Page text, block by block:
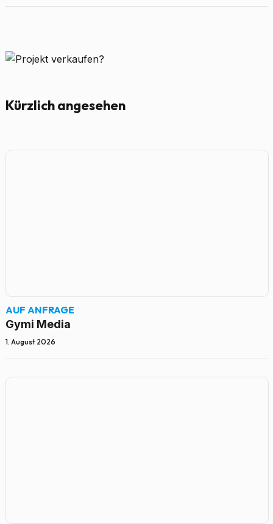
Kürzlich angesehen
AUF ANFRAGE
Gymi Media
1. August 2026